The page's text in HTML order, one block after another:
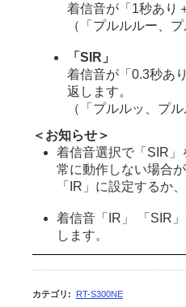
着信音が「1秒あり
（「プルルルー、
「SIR」
着信音が「0.3秒あ
返します。
（「プルルッ、プ
＜お知らせ＞
着信音選択で「SIR
常に動作しない場合
「IR」に設定するか
着信音「IR」 「SIR
します。
カテゴリ : RT-S300NE